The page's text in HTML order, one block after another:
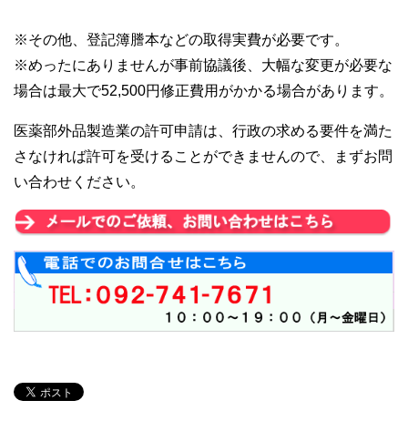
※その他、登記簿謄本などの取得実費が必要です。
※めったにありませんが事前協議後、大幅な変更が必要な
場合は最大で52,500円修正費用がかかる場合があります。
医薬部外品製造業の許可申請は、行政の求める要件を満た
さなければ許可を受けることができませんので、まずお問
い合わせください。